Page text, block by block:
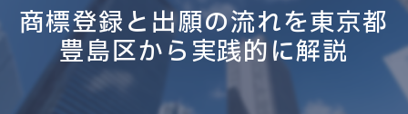
商標登録と出願の流れを東京都
豊島区から実践的に解説